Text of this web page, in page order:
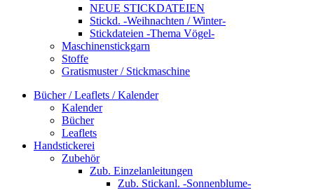
NEUE STICKDATEIEN
Stickd. -Weihnachten / Winter-
Stickdateien -Thema Vögel-
Maschinenstickgarn
Stoffe
Gratismuster / Stickmaschine
Bücher / Leaflets / Kalender
Kalender
Bücher
Leaflets
Handstickerei
Zubehör
Zub. Einzelanleitungen
Zub. Stickanl. -Sonnenblume-